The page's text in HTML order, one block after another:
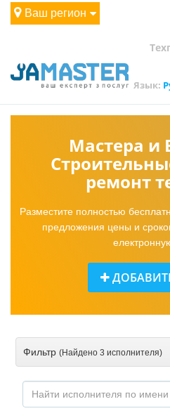
Ваш регион
Язык:
Мастера и
ремонт
Разместите полностью
предложения цены и
Фильтр (Найдено 3 исполнителя)